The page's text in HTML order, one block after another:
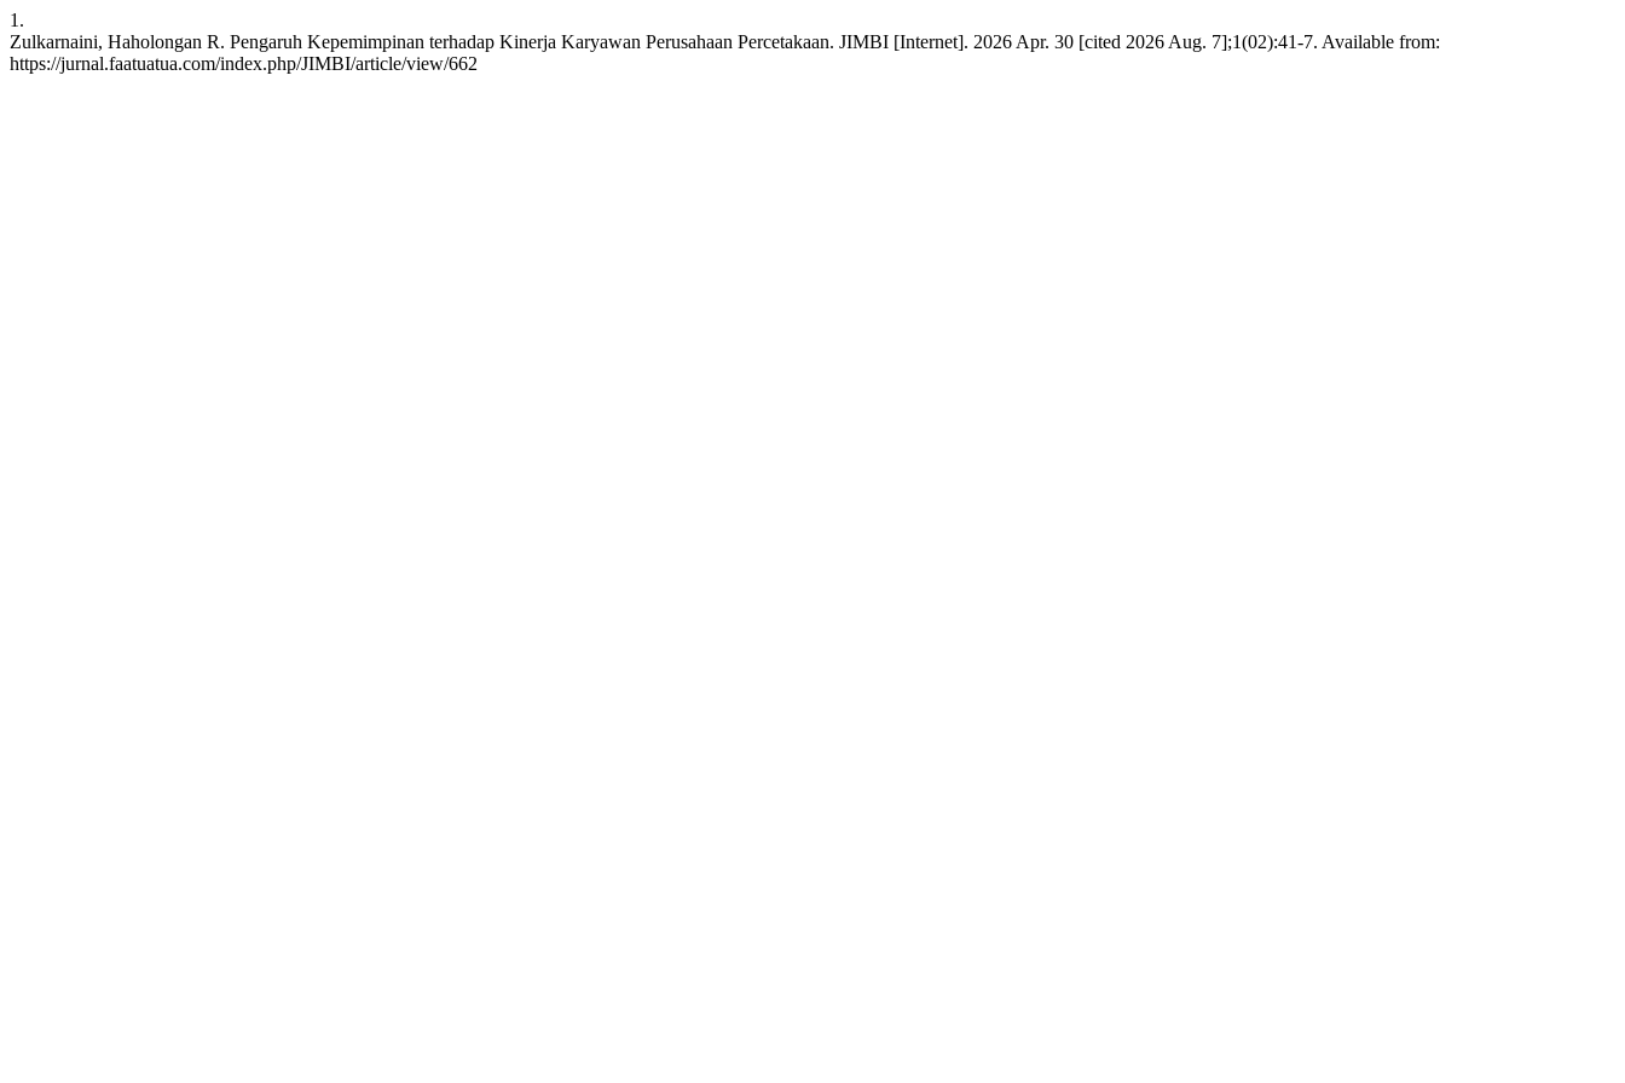
1.
Zulkarnaini, Haholongan R. Pengaruh Kepemimpinan terhadap Kinerja Karyawan Perusahaan Percetakaan. JIMBI [Internet]. 2026 Apr. 30 [cited 2026 Aug. 7];1(02):41-7. Available from:
https://jurnal.faatuatua.com/index.php/JIMBI/article/view/662